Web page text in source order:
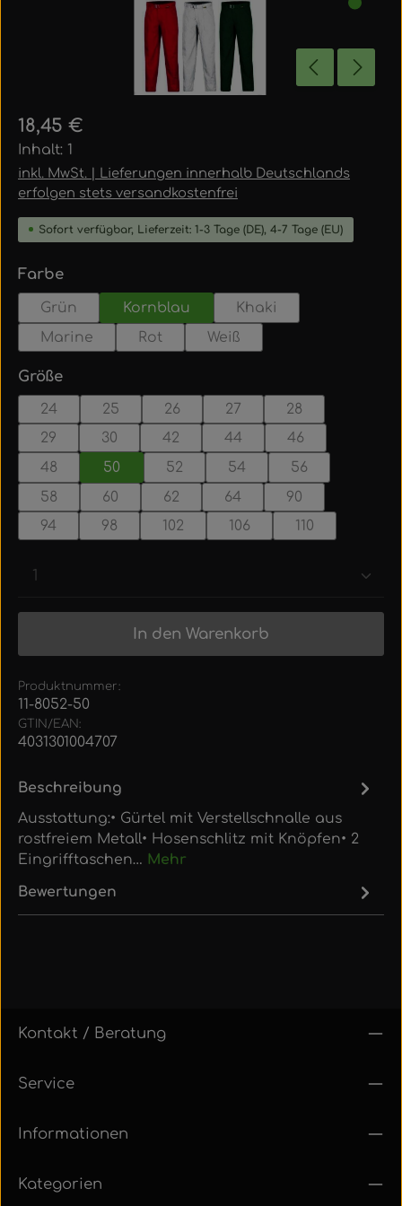
Regulärer Preis:
18,45 €
Inhalt: 1
inkl. MwSt. | Lieferungen innerhalb Deutschlands
erfolgen stets versandkostenfrei
Sofort verfügbar, Lieferzeit: 1-3 Tage (DE), 4-7 Tage (EU)
Farbeauswählen
Grün Kornblau
Khaki
Marine
Rot Weiß
Größeauswählen
24 25 26 27
28
29
30 42 44
46
48
50 52 54
56
58
60 62 64
90
94
98 102 106 110
Produkt Anzahl: Gib den gewünschten Wert
In den Warenkorb
Produktnummer:
11-8052-50
GTIN/EAN:
4031301004707
Beschreibung
Ausstattung:• Gürtel mit Verstellschnalle aus
rostfreiem Metall• Hosenschlitz mit Knöpfen• 2
Eingrifftaschen… Mehr
Bewertungen
Kontakt / Beratung
Service
Informationen
Kategorien